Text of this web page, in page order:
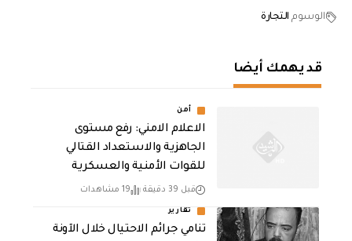
الوسوم التجارة
قد يهمك أيضا
أمن
الاعلام الامني: رفع مستوى
الجاهزية والاستعداد القتالي
للقوات الأمنية والعسكرية
قبل 39 دقيقة 19 مشاهدات
تقارير
تنامي جرائم الاحتيال خلال الآونة